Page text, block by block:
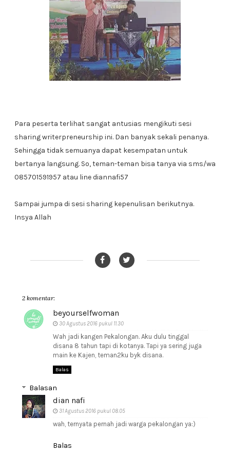
Para peserta terlihat sangat antusias mengikuti sesi
sharing writerpreneurship ini. Dan banyak sekali penanya.
Sehingga tidak semuanya dapat kesempatan untuk
bertanya langsung. So, teman-teman bisa tanya via sms/wa
085701591957 atau line diannafi57
Sampai jumpa di sesi sharing kepenulisan berikutnya.
Insya Allah
2 komentar:
beyourselfwoman
30 Agustus 2016 pukul 11.30
Wah jadi kangen Pekalongan. Aku dulu tinggal
disana 8 tahun tapi di kotanya. Tapi ya sering juga
main ke Kajen, teman2ku byk disana.
Balas
Balasan
dian nafi
31 Agustus 2016 pukul 08.05
wah, ternyata pernah jadi warga pekalongan ya:)
Balas